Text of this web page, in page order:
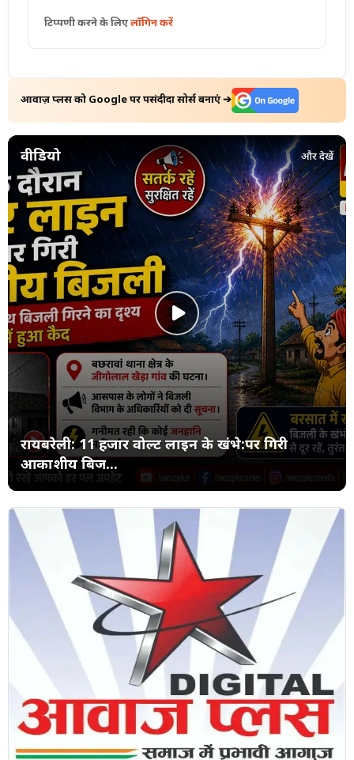
टिप्पणी करने के लिएलॉगिन करें
आवाज़ प्लस को Google पर पसंदीदा सोर्स बनाएं ➔
वीडियो और देखें
रायबरेली: 11 हजार वोल्ट लाइन के खंभे:पर गिरी
आकाशीय बिज...